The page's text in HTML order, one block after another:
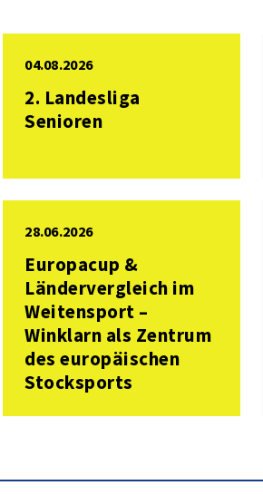
04.08.2026
2. Landesliga
Senioren
28.06.2026
Europacup &
Ländervergleich im
Weitensport –
Winklarn als Zentrum
des europäischen
Stocksports